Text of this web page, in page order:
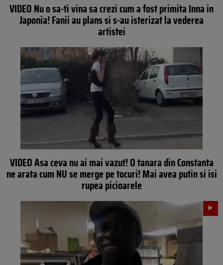
VIDEO Nu o sa-ti vina sa crezi cum a fost primita Inna in
Japonia! Fanii au plans si s-au isterizat la vederea
artistei
VIDEO Asa ceva nu ai mai vazut! O tanara din Constanta
ne arata cum NU se merge pe tocuri! Mai avea putin si isi
rupea picioarele